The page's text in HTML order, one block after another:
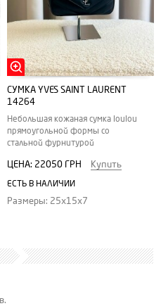
СУМКА YVES SAINT LAURENT
14264
Небольшая кожаная сумка loulou
прямоугольной формы со
стальной фурнитурой
ЦЕНА: 22050 ГРН Купить
ЕСТЬ В НАЛИЧИИ
Размеры: 25x15x7